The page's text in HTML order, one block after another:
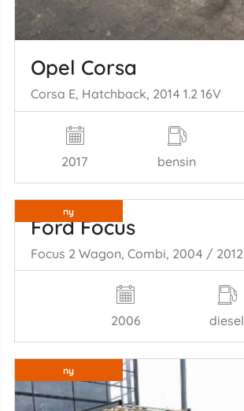
Opel Corsa
Corsa E, Hatchback, 2014 1.2 16V
2017 bensin
ny
Ford Focus
2006 diesel
ny